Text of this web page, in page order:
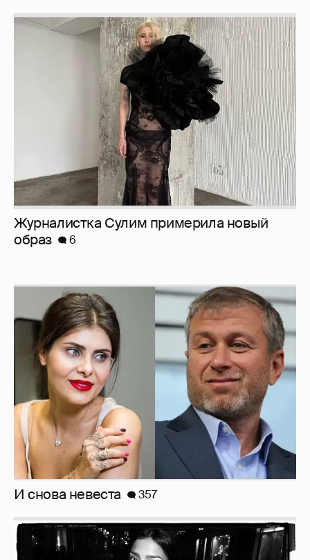
Журналистка Сулим примерила новый
образ
6
И снова невеста 357